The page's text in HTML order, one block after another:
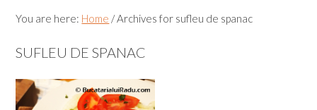
You are here: Home /Archives for sufleu de spanac
SUFLEU DE SPANAC